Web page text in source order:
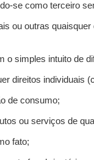
se como terceiro
ou outras
simples intuito de
direitos individuais
de consumo;
ou serviços de
fato;